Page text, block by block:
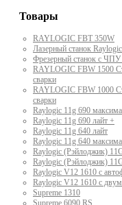
Товары
RAYLOGIC FBT 350W
Лазерный станок
Фрезерный станок с
RAYLOGIC FBW 1500
сварки
RAYLOGIC FBW 1000
сварки
Raylogic 11g 690
Raylogic 11g 690 лайт +
Raylogic 11g 640 лайт
Raylogic 11g 640
Raylogic (Рэйлоджик)
Raylogic (Рэйлоджик)
Raylogic V12 1610 с
Raylogic V12 1610 с
Supreme 1310
Supreme 6090 RS